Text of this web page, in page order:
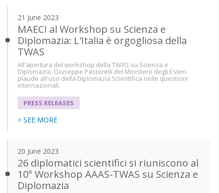
21 June 2023
MAECI al Workshop su Scienza e
Diplomazia: L'Italia è orgogliosa della
TWAS
All'apertura del workshop della TWAS su Scienza e
Diplomazia, Giuseppe Pastorelli del Ministero degli Esteri
plaude all'uso della Diplomazia Scientifica nelle questioni
internazionali.
PRESS RELEASES
> SEE MORE
20 June 2023
26 diplomatici scientifici si riuniscono al
10° Workshop AAAS-TWAS su Scienza e
Diplomazia